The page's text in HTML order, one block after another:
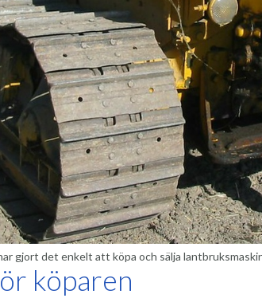
gjort det enkelt att köpa och sälja
köparen